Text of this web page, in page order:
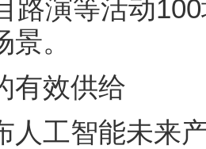
路演等活动
。
有效供给
人工智能未来